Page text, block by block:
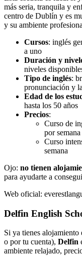
más seria, tranquila y
centro de Dublín y es
y su ambiente
Cursos: inglés
a uno
Duración y
niveles
Tipo de inglés:
pronunciación y
Edad de los
hasta los 50 años
Precios:
Curso de
por semana
Curso
semana
Ojo: no tienen
para ayudarte a
Web oficial:
Delfin English
Si ya tienes
o por tu cuenta), Delfin
ambiente relajado,